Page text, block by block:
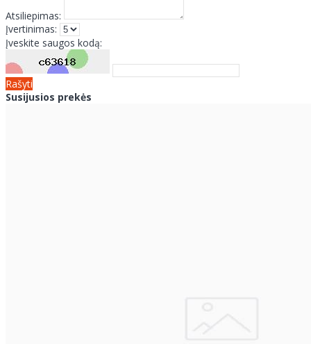
Atsiliepimas:
Įvertinimas:
Įveskite saugos kodą:
Rašyti
Susijusios prekės